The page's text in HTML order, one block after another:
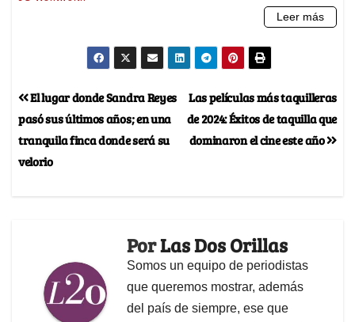
Las películas más taquilleras
de 2024: Éxitos de taquilla que
dominaron el cine este año
El lugar donde Sandra Reyes
pasó sus últimos años; en una
tranquila finca donde será su
velorio
PorLas Dos Orillas
Somos un equipo de periodistas
que queremos mostrar, además
del país de siempre, ese que